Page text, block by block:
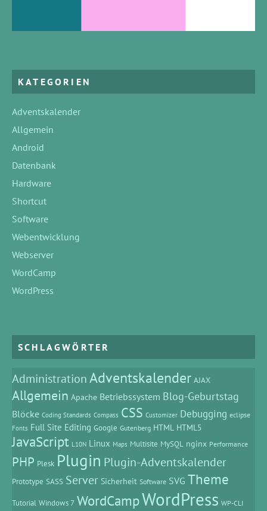
KATEGORIEN
Adventskalender
Allgemein
Android
Datenbank
Hardware
Shortcut
Software
Webentwicklung
Webserver
WordCamp
WordPress
SCHLAGWÖRTER
AdministrationAdventskalender AJAX
Allgemein Apache Betriebssystem Blog-Geburtstag
Blöcke Coding Standards Compass CSS Customizer Debugging eclipse
Fonts Full Site Editing Google Gutenberg HTML HTML5
JavaScript L10N Linux Maps Multisite MySQL nginx Performance
PHP Plesk Plugin Plugin-Adventskalender
Prototype SASS Server Sicherheit Software SVG Theme
Tutorial Windows 7 WordCampWordPress WP-CLI